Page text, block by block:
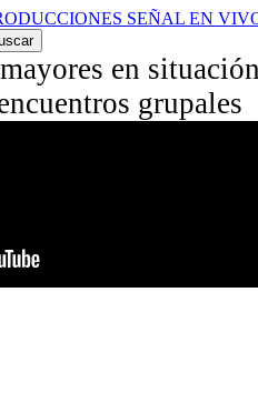
SEÑAL EN
en
grupales